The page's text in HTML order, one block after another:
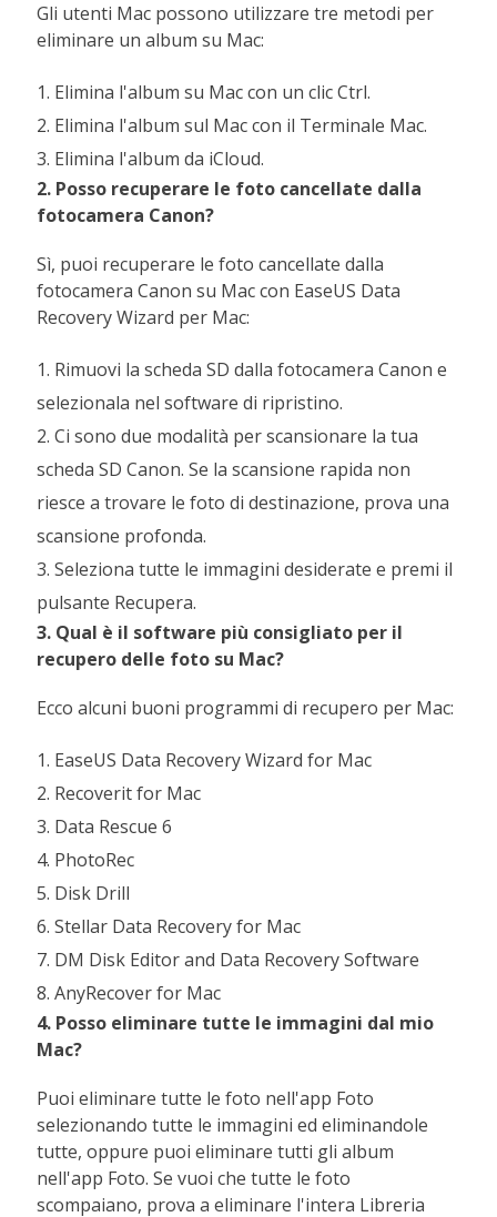
Gli utenti Mac possono utilizzare tre metodi per
eliminare un album su Mac:
1. Elimina l'album su Mac con un clic Ctrl.
2. Elimina l'album sul Mac con il Terminale Mac.
3. Elimina l'album da iCloud.
2. Posso recuperare le foto cancellate dalla
fotocamera Canon?
Sì, puoi recuperare le foto cancellate dalla
fotocamera Canon su Mac con EaseUS Data
Recovery Wizard per Mac:
1. Rimuovi la scheda SD dalla fotocamera Canon e
selezionala nel software di ripristino.
2. Ci sono due modalità per scansionare la tua
scheda SD Canon. Se la scansione rapida non
riesce a trovare le foto di destinazione, prova una
scansione profonda.
3. Seleziona tutte le immagini desiderate e premi il
pulsante Recupera.
3. Qual è il software più consigliato per il
recupero delle foto su Mac?
Ecco alcuni buoni programmi di recupero per Mac:
1. EaseUS Data Recovery Wizard for Mac
2. Recoverit for Mac
3. Data Rescue 6
4. PhotoRec
5. Disk Drill
6. Stellar Data Recovery for Mac
7. DM Disk Editor and Data Recovery Software
8. AnyRecover for Mac
4. Posso eliminare tutte le immagini dal mio
Mac?
Puoi eliminare tutte le foto nell'app Foto
selezionando tutte le immagini ed eliminandole
tutte, oppure puoi eliminare tutti gli album
nell'app Foto. Se vuoi che tutte le foto
scompaiano, prova a eliminare l'intera Libreria